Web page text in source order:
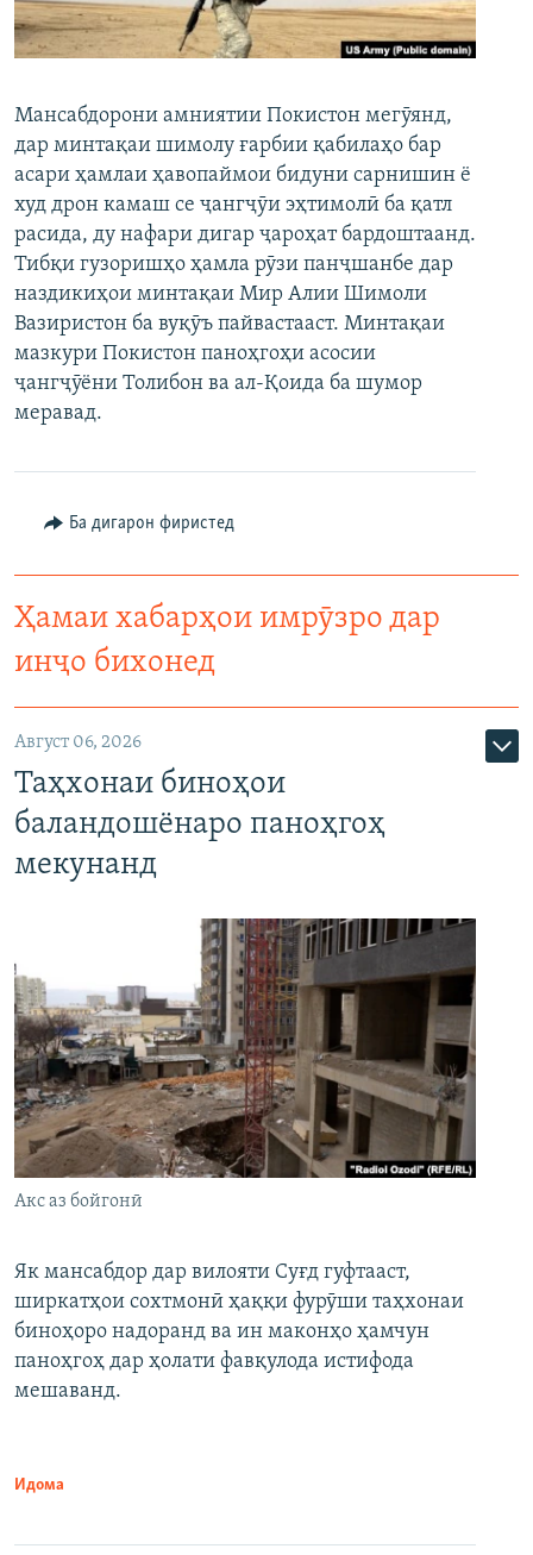
ГУЗОРИШҲОИ РАДИОӢ
Русский
ПАЙГИРӢ КУНЕД
Ҳамаи сомонаҳои RFE/RL
Мансабдорони амниятии Покистон мегӯянд,
дар минтақаи шимолу ғарбии қабилаҳо бар
асари ҳамлаи ҳавопаймои бидуни сарнишин ё
худ дрон камаш се ҷангҷӯи эҳтимолӣ ба қатл
расида, ду нафари дигар ҷароҳат бардоштаанд.
Тибқи гузоришҳо ҳамла рӯзи панҷшанбе дар
наздикиҳои минтақаи Мир Алии Шимоли
Вазиристон ба вуқӯъ пайвастааст. Минтақаи
мазкури Покистон паноҳгоҳи асосии
ҷангҷӯёни Толибон ва ал-Қоида ба шумор
меравад.
Ба дигарон фиристед
Ҳамаи хабарҳои имрӯзро дар
инҷо бихонед
Август 06, 2026
Таҳхонаи биноҳои
баландошёнаро паноҳгоҳ
мекунанд
Акс аз бойгонӣ
Як мансабдор дар вилояти Суғд гуфтааст,
ширкатҳои сохтмонӣ ҳаққи фурӯши таҳхонаи
биноҳоро надоранд ва ин маконҳо ҳамчун
паноҳгоҳ дар ҳолати фавқулода истифода
мешаванд.
Идома